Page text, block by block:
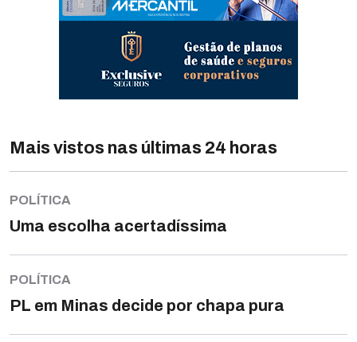
Mais vistos nas últimas 24 horas
POLÍTICA
Uma escolha acertadíssima
POLÍTICA
PL em Minas decide por chapa pura